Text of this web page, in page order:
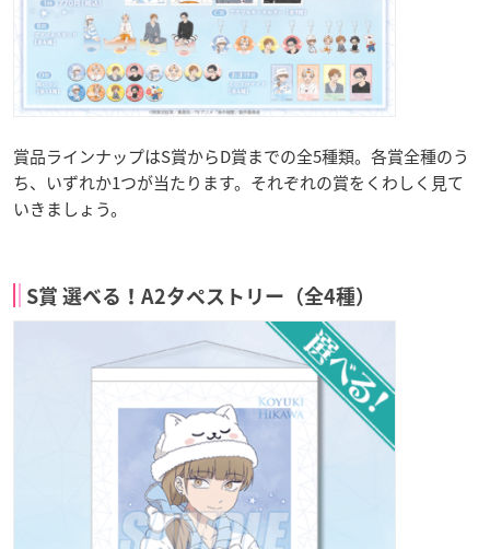
賞品ラインナップはS賞からD賞までの全5種類。各賞全種のう
ち、いずれか1つが当たります。それぞれの賞をくわしく見て
いきましょう。
S賞 選べる！A2タペストリー（全4種）